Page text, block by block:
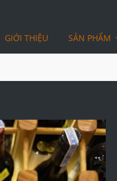
GIỚI THIỆU SẢN PHẨM